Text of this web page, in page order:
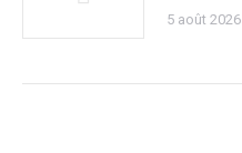
5 août 2026